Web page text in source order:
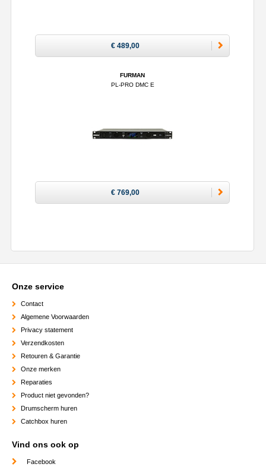
€ 489,00
FURMAN
PL-PRO DMC E
€ 769,00
Onze service
Contact
Algemene Voorwaarden
Privacy statement
Verzendkosten
Retouren & Garantie
Onze merken
Reparaties
Product niet gevonden?
Drumscherm huren
Catchbox huren
Vind ons ook op
Facebook